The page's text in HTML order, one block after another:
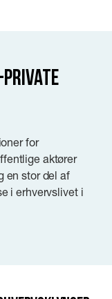
for
aktører
en stor del af
i erhvervslivet i